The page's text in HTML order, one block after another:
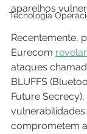
Tecnologia
aparelhos
Recentemente,
Eurecom
ataques
BLUFFS
Future
comprometem